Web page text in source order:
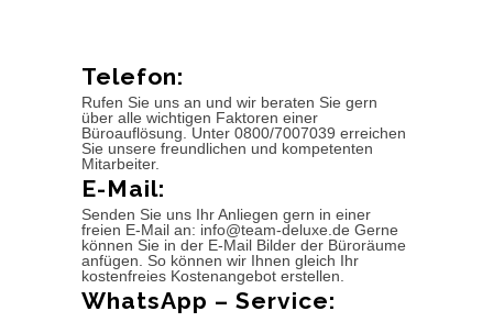
Telefon:
Rufen Sie uns an und wir beraten Sie gern
über alle wichtigen Faktoren einer
Büroauflösung. Unter 0800/7007039 erreichen
Sie unsere freundlichen und kompetenten
Mitarbeiter.
E-Mail:
Senden Sie uns Ihr Anliegen gern in einer
freien E-Mail an: info@team-deluxe.de Gerne
können Sie in der E-Mail Bilder der Büroräume
anfügen. So können wir Ihnen gleich Ihr
kostenfreies Kostenangebot erstellen.
WhatsApp – Service: